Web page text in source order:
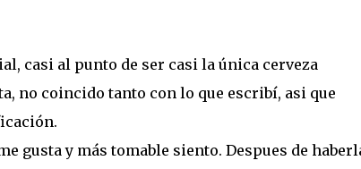
casi al punto de ser casi la única cerveza
no coincido tanto con lo que escribí, asi que
gusta y más tomable siento. Despues de